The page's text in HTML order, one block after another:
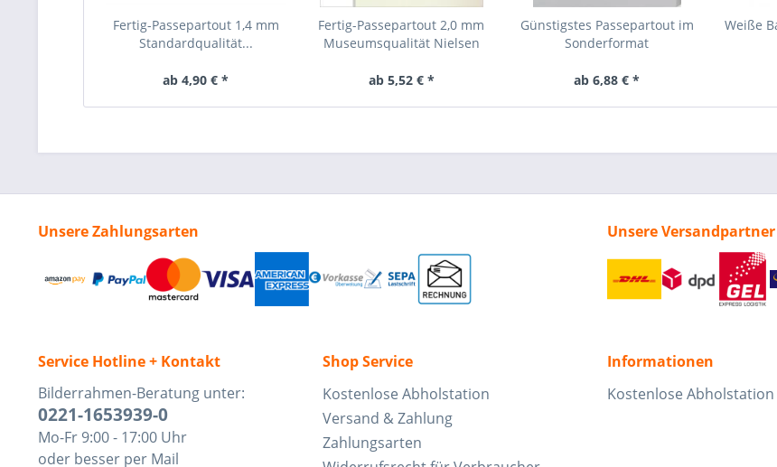
Fertig-Passepartout 1,4 mm
Standardqualität...
ab 4,90 € *
Fertig-Passepartout 2,0 mm
Museumsqualität Nielsen
ab 5,52 € *
Günstigstes Passepartout im
Sonderformat
ab 6,88 € *
Weiße
Unsere Zahlungsarten Unsere Versandpartner
Service Hotline + Kontakt
Bilderrahmen-Beratung unter:
0221-1653939-0
Mo-Fr 9:00 - 17:00 Uhr
oder besser per Mail
Shop Service
Kostenlose Abholstation
Versand & Zahlung
Zahlungsarten
Informationen
Kostenlose Abholstation